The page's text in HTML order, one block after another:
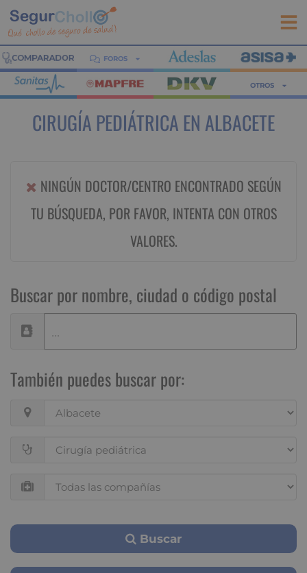
FOROS
OTROS
CIRUGÍA PEDIÁTRICA EN ALBACETE
NINGÚN DOCTOR/CENTRO ENCONTRADO SEGÚN
TU BÚSQUEDA, POR FAVOR, INTENTA CON OTROS
VALORES.
Buscar por nombre, ciudad o código postal
También puedes buscar por:
Buscar